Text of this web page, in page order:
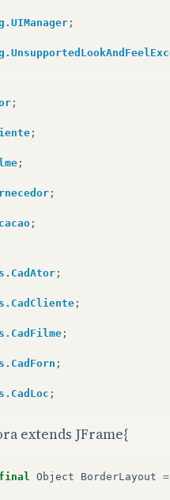
;
;
;
;
;
;
;
;
;
;
;
extends JFrame{
final Object BorderLayout =